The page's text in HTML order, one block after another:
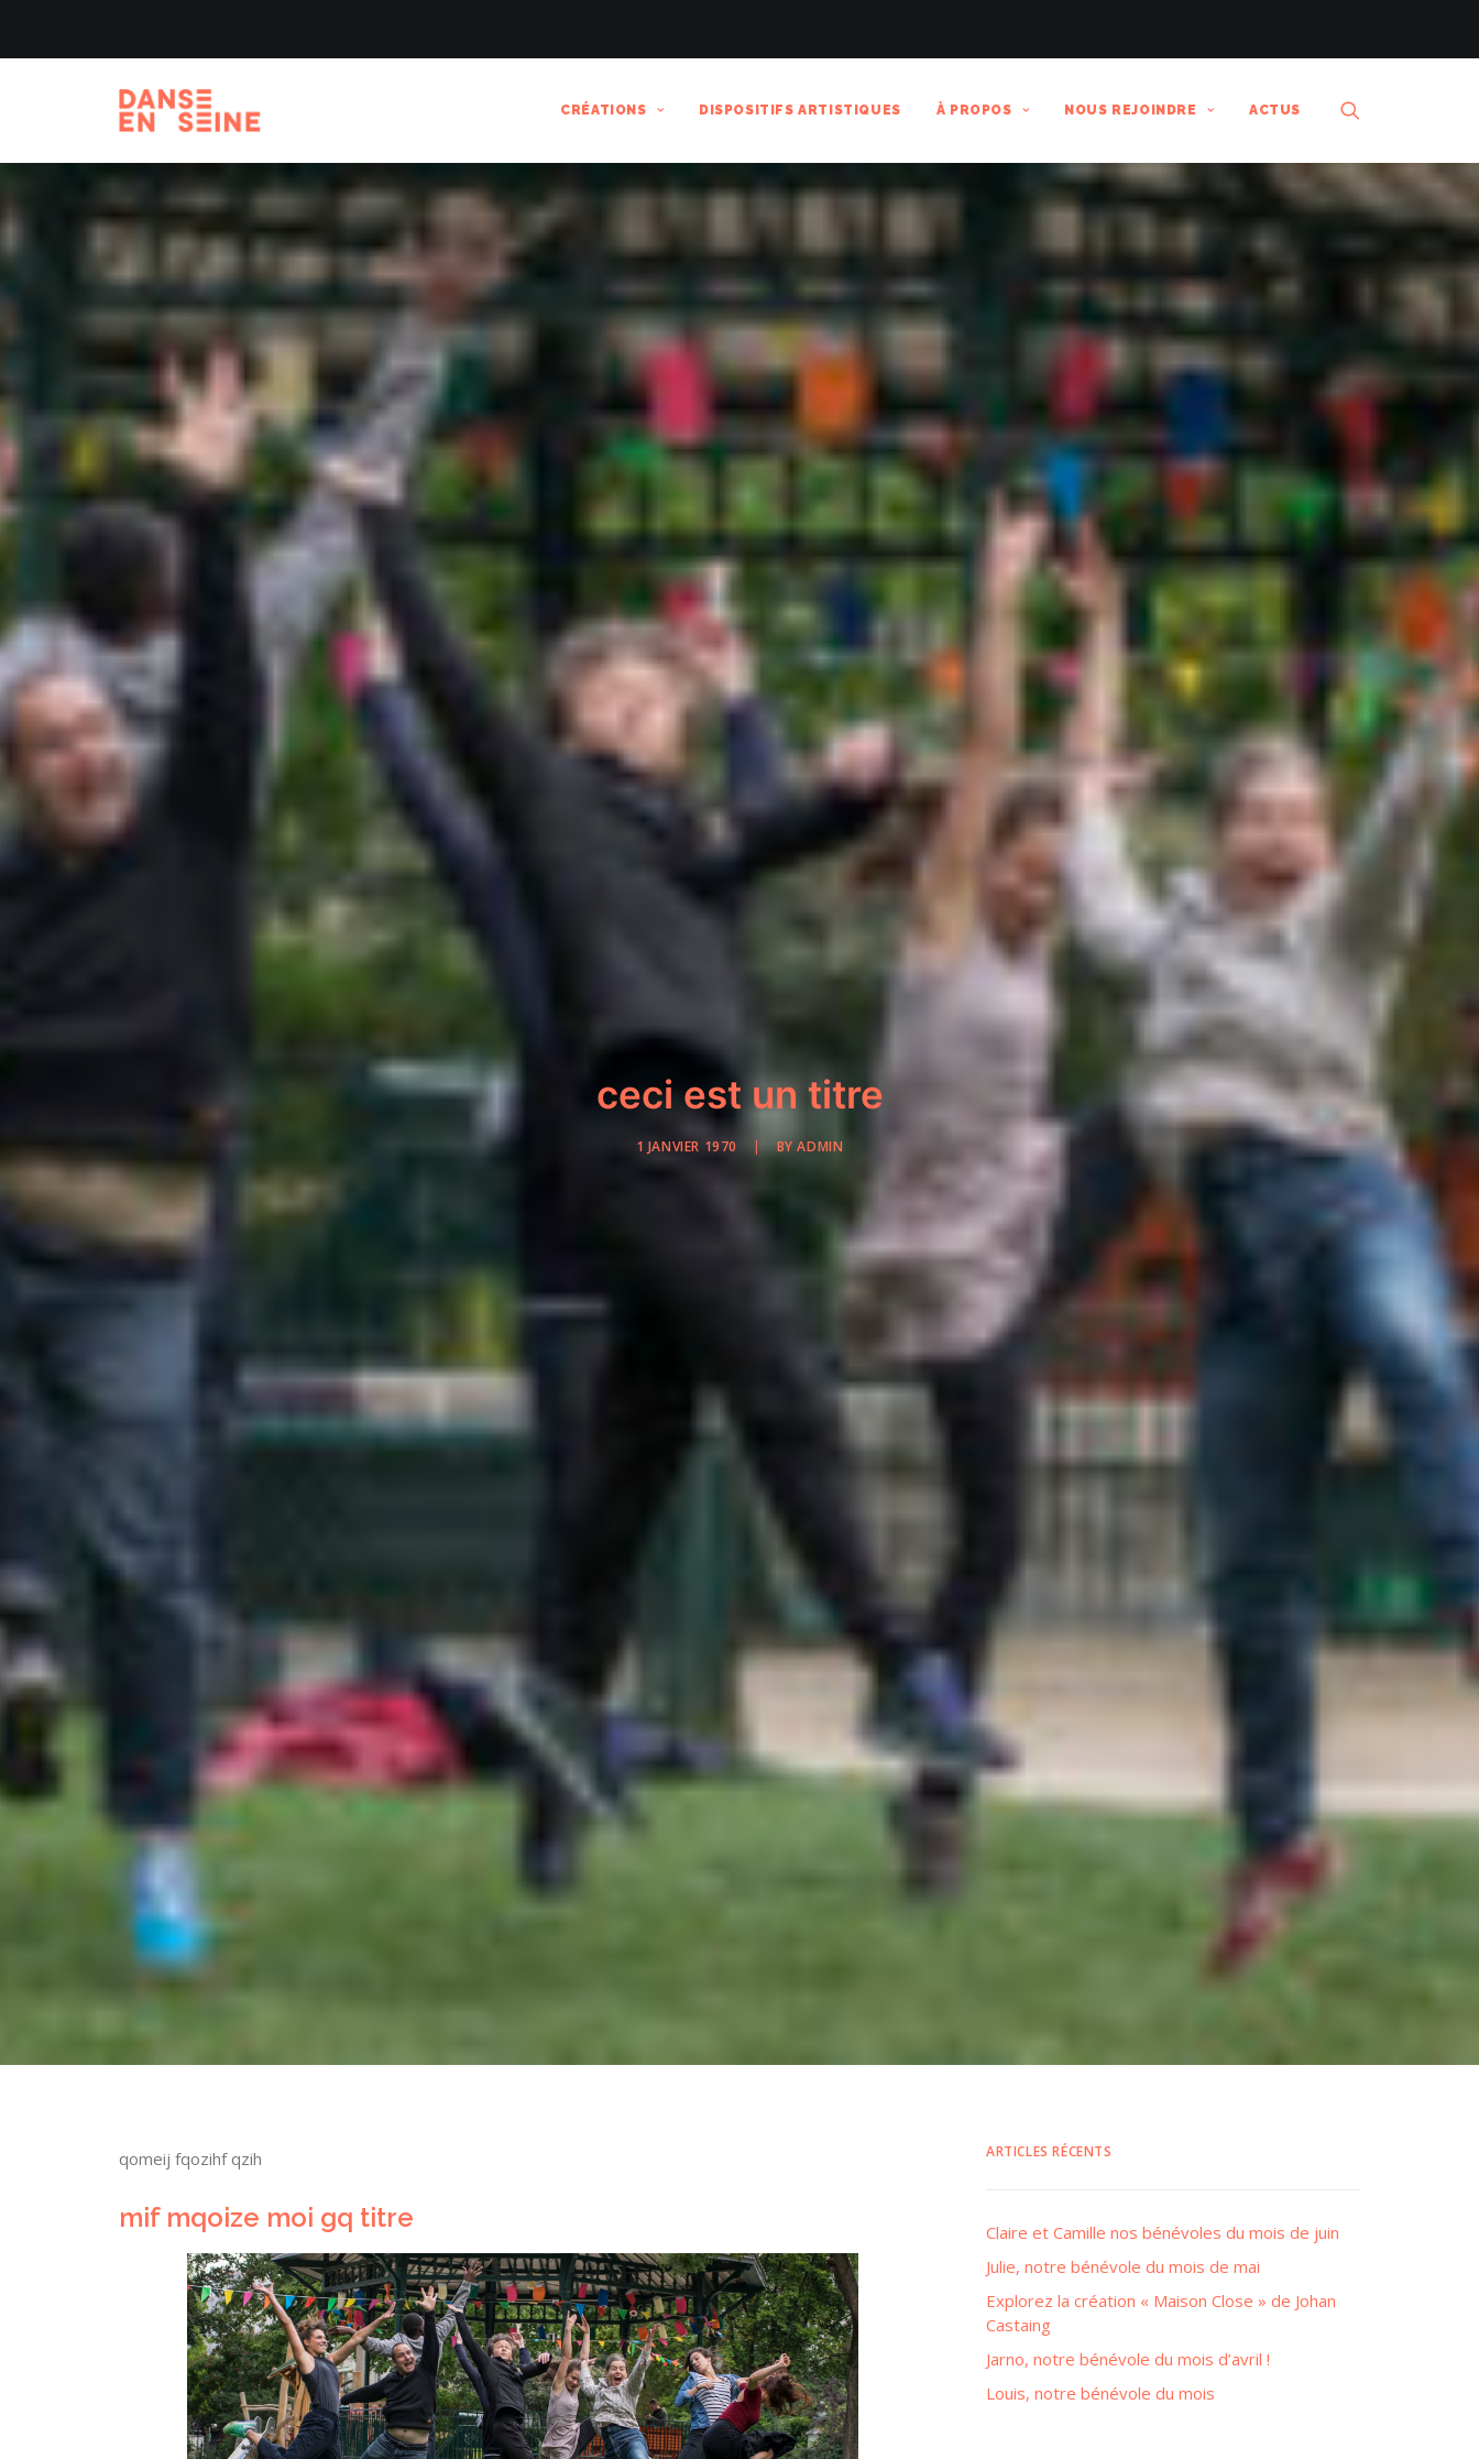
CRÉATIONS DISPOSITIFS ARTISTIQUES À PROPOS NOUS REJOINDRE ACTUS
ceci est un titre
1 JANVIER 1970 | BYADMIN
qomeij fqozihf qzih
mif mqoize moi gq titre
ARTICLES RÉCENTS
Claire et Camille nos bénévoles du mois de juin
Julie, notre bénévole du mois de mai
Explorez la création « Maison Close » de Johan
Castaing
Jarno, notre bénévole du mois d’avril !
Louis, notre bénévole du mois